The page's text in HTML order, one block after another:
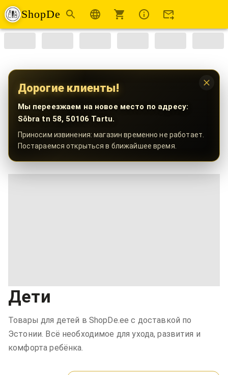
ShopDe
Дорогие клиенты!
Мы переезжаем на новое место по адресу:
Sõbra tn 58, 50106 Tartu.
Приносим извинения: магазин временно не работает.
Постараемся открыться в ближайшее время.
Дети
Товары для детей в ShopDe.ee с доставкой по
Эстонии. Всё необходимое для ухода, развития и
комфорта ребёнка.